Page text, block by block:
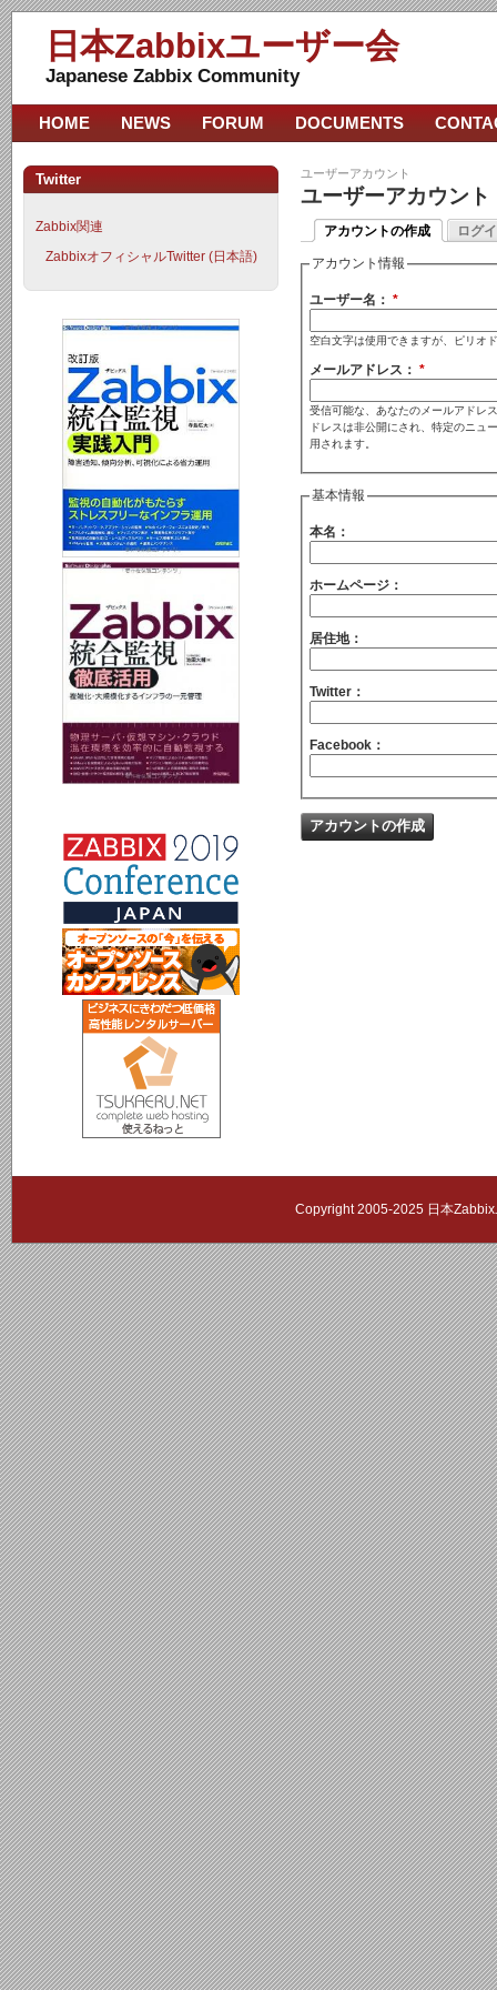
日本Zabbixユーザー会
Japanese Zabbix Community
ユーザーアカウント
ユーザーアカウント
アカウントの作成 ログ
アカウント情報
ユーザー名： *
空白文字は使用できますが、ピリオ
メールアドレス： *
受信可能な、あなたのメールアドレ
ドレスは非公開にされ、特定のニュ
用されます。
基本情報
本名：
ホームページ：
居住地：
Twitter：
Facebook：
HOME NEWS FORUM DOCUMENTS
Twitter
Zabbix関連
ZabbixオフィシャルTwitter (日本語)
Copyright 2005-2025 日本